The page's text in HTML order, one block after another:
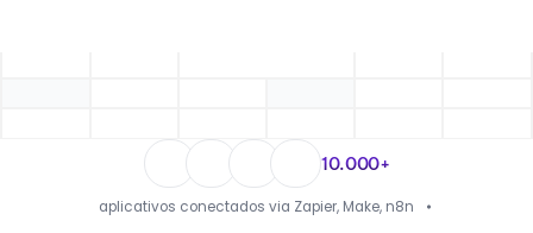
10.000+
aplicativos conectados via Zapier, Make, n8n